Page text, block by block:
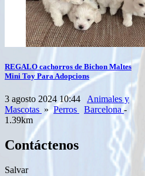
REGALO cachorros de Bichon Maltes
Mini Toy Para Adopcions
3 agosto 2024 10:44
Animales y
Mascotas »Perros Barcelona-
1.39km
Contáctenos
Salvar